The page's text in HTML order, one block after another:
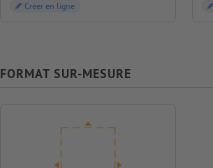
Créer en ligne
FORMAT SUR-MESURE